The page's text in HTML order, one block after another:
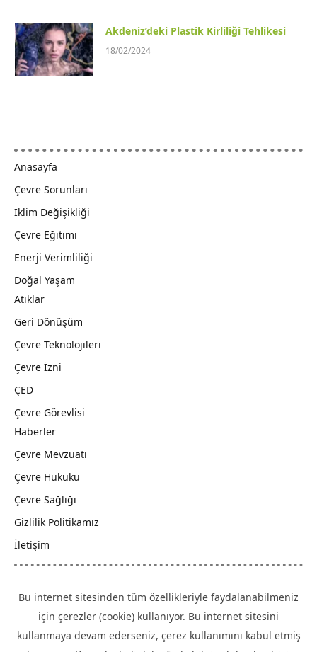
Akdeniz’deki Plastik Kirliliği Tehlikesi
18/02/2024
Anasayfa
Çevre Sorunları
İklim Değişikliği
Çevre Eğitimi
Enerji Verimliliği
Doğal Yaşam
Atıklar
Geri Dönüşüm
Çevre Teknolojileri
Çevre İzni
ÇED
Çevre Görevlisi
Haberler
Çevre Mevzuatı
Çevre Hukuku
Çevre Sağlığı
Gizlilik Politikamız
İletişim
Bu internet sitesinden tüm özellikleriyle faydalanabilmeniz
için çerezler (cookie) kullanıyor. Bu internet sitesini
kullanmaya devam ederseniz, çerez kullanımını kabul etmiş